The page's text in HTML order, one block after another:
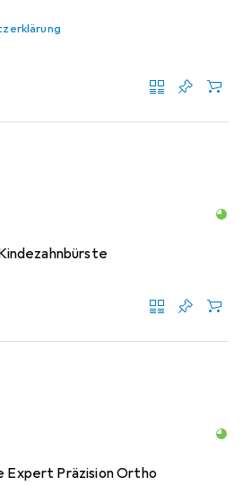
Expert Präzision Ortho